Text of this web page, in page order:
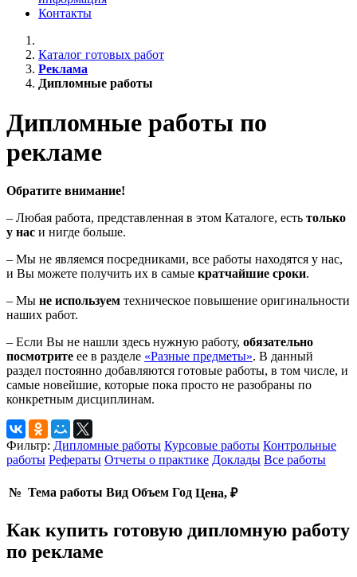
Контакты
Каталог готовых работ
Реклама
Дипломные работы
Дипломные работы по
рекламе
Обратите внимание!
– Любая работа, представленная в этом Каталоге, есть только
у нас и нигде больше.
– Мы не являемся посредниками, все работы находятся у нас,
и Вы можете получить их в самые кратчайшие сроки.
– Мы не используем техническое повышение оригинальности
наших работ.
– Если Вы не нашли здесь нужную работу, обязательно
посмотрите ее в разделе «Разные предметы». В данный
раздел постоянно добавляются готовые работы, в том числе, и
самые новейшие, которые пока просто не разобраны по
конкретным дисциплинам.
Фильтр: Дипломные работы Курсовые работы Контрольные
работы Рефераты Отчеты о практике Доклады Все работы
№ Тема работы Вид Объем Год Цена, ₽
Как купить готовую дипломную работу
по рекламе